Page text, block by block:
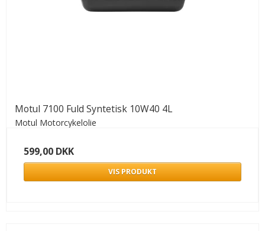
Motul 7100 Fuld Syntetisk 10W40 4L
Motul Motorcykelolie
599,00 DKK
VIS PRODUKT